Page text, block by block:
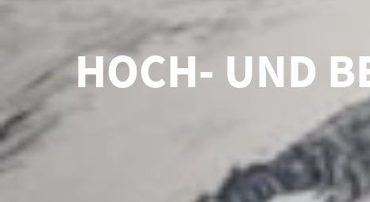
HOCH- UND